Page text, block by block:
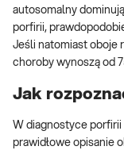
autosomalny
porfirii,
Jeśli natomiast oboje
choroby wynoszą od
Jak
W diagnostyce
prawidłowe opisanie